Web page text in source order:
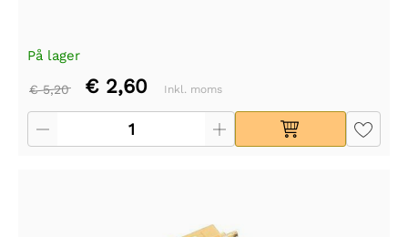
På lager
€ 5,20 € 2,60 Inkl. moms